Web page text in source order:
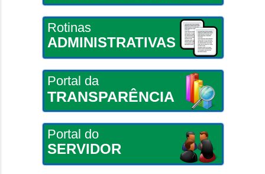
Rotinas
ADMINISTRATIVAS
Portal da
TRANSPARÊNCIA
Portal do
SERVIDOR